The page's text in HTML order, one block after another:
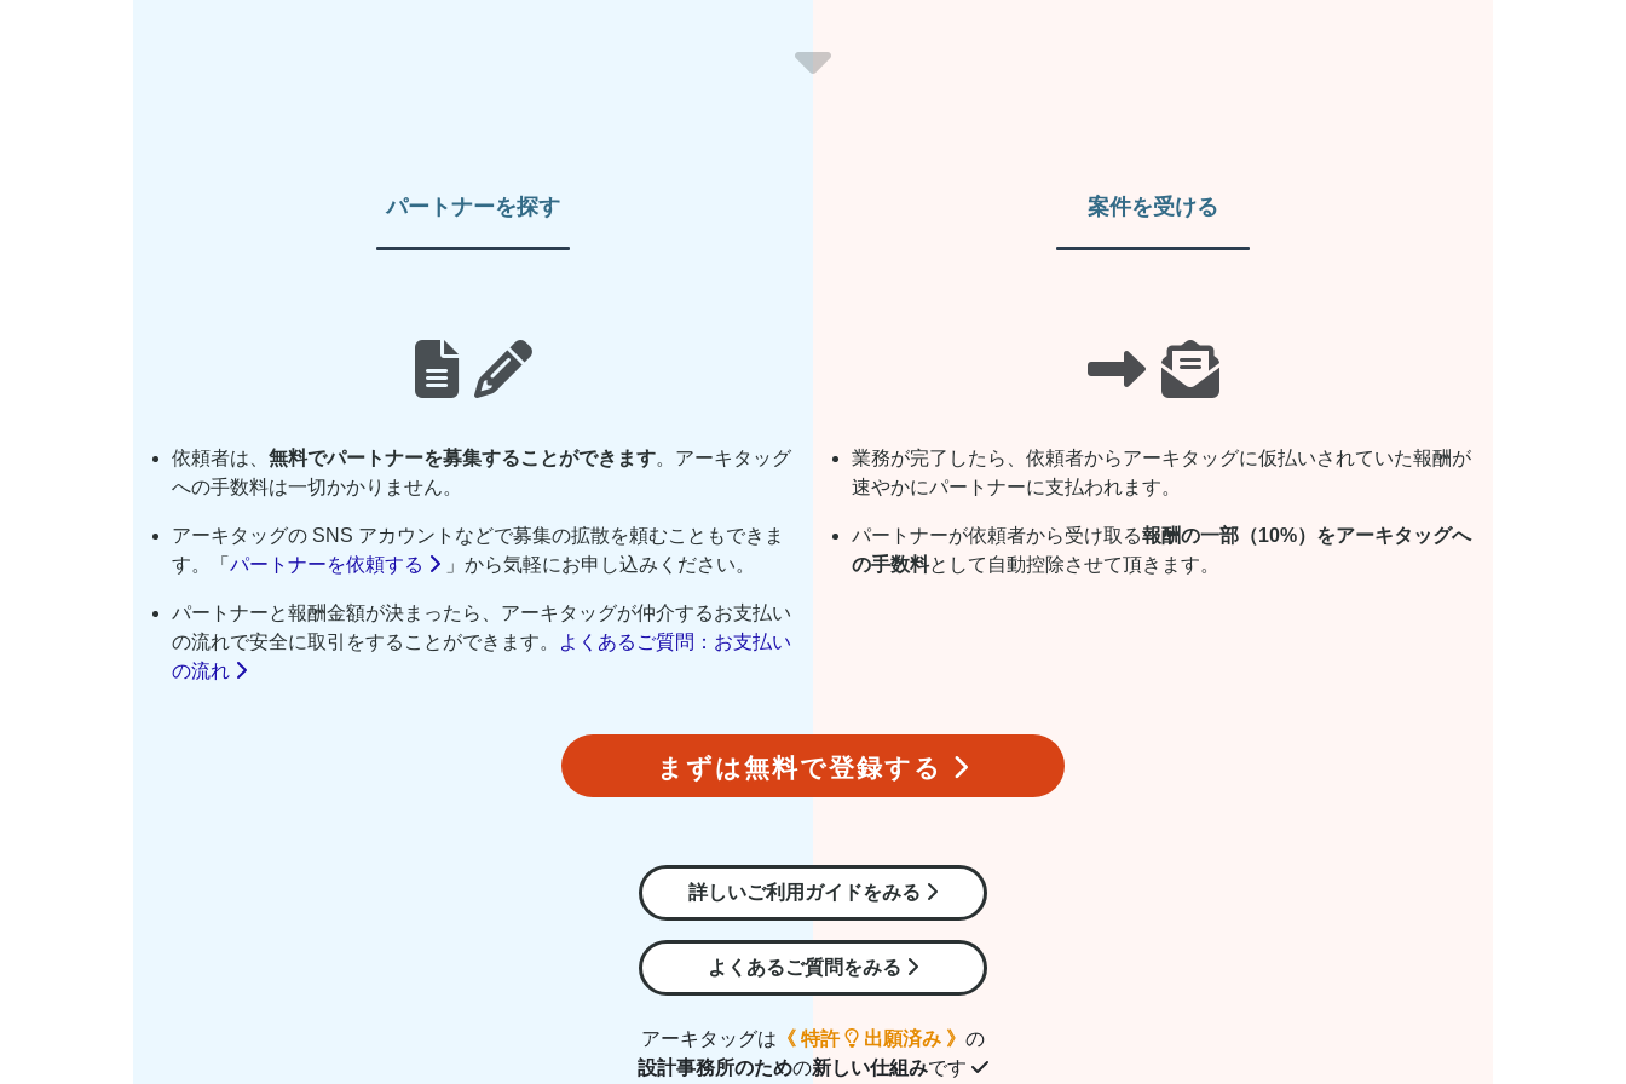
パートナーを探す
依頼者は、 無料でパートナーを募集することができます。アーキタッグ
への手数料は一切かかりません。
アーキタッグの SNS アカウントなどで募集の拡散を頼むこともできま
す。「 パートナーを依頼する 」から気軽にお申し込みください。
パートナーと報酬金額が決まったら、アーキタッグが仲介するお支払い
の流れで安全に取引をすることができます。
よくあるご質問：お支払い
の流れ
案件を受ける
業務が完了したら、依頼者からアーキタッグに仮払いされていた報酬が
速やかにパートナーに支払われます。
パートナーが依頼者から受け取る報酬の一部（10%）をアーキタッグへ
の手数料として自動控除させて頂きます。
まずは無料で登録する
詳しいご利用ガイドをみる
よくあるご質問をみる
アーキタッグは 《 特許 出願済み 》 の
設計事務所のための新しい仕組みです